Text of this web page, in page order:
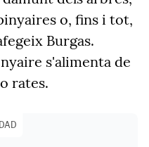
o, fins i tot,
Burgas.
s'alimenta de
rates.